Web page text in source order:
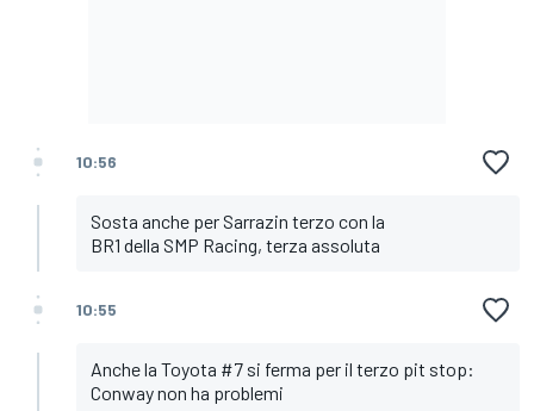
10:56
Sosta anche per Sarrazin terzo con la
BR1 della SMP Racing, terza assoluta
10:55
Anche la Toyota #7 si ferma per il terzo pit stop:
Conway non ha problemi